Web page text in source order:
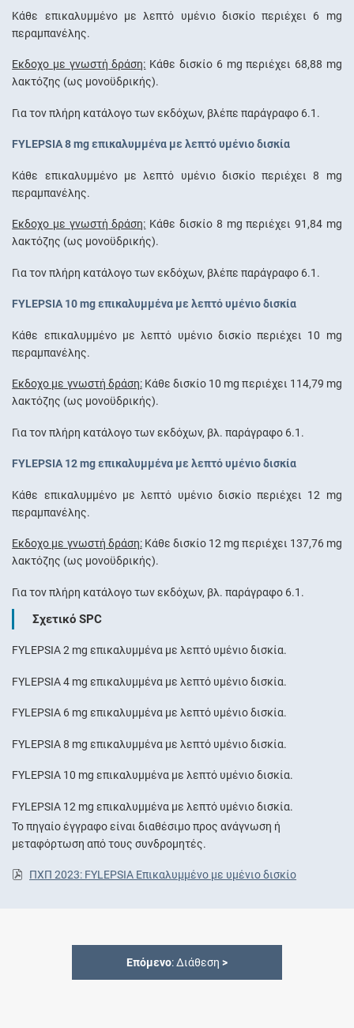
Κάθε επικαλυμμένο με λεπτό υμένιο δισκίο περιέχει 6 mg
περαμπανέλης.
Έκδοχο με γνωστή δράση: Κάθε δισκίο 6 mg περιέχει 68,88 mg
λακτόζης (ως µονοϋδρικής).
Για τον πλήρη κατάλογο των εκδόχων, βλέπε παράγραφο 6.1.
FYLEPSIA 8 mg επικαλυμμένα με λεπτό υμένιο δισκία
Κάθε επικαλυμμένο με λεπτό υμένιο δισκίο περιέχει 8 mg
περαμπανέλης.
Έκδοχο με γνωστή δράση: Κάθε δισκίο 8 mg περιέχει 91,84 mg
λακτόζης (ως µονοϋδρικής).
Για τον πλήρη κατάλογο των εκδόχων, βλέπε παράγραφο 6.1.
FYLEPSIA 10 mg επικαλυμμένα με λεπτό υμένιο δισκία
Κάθε επικαλυμμένο με λεπτό υμένιο δισκίο περιέχει 10 mg
περαμπανέλης.
Έκδοχο με γνωστή δράση:Κάθε δισκίο 10 mg περιέχει 114,79 mg
λακτόζης (ως µονοϋδρικής).
Για τον πλήρη κατάλογο των εκδόχων, βλ. παράγραφο 6.1.
FYLEPSIA 12 mg επικαλυμμένα με λεπτό υμένιο δισκία
Κάθε επικαλυμμένο με λεπτό υμένιο δισκίο περιέχει 12 mg
περαμπανέλης.
Έκδοχο με γνωστή δράση:Κάθε δισκίο 12 mg περιέχει 137,76 mg
λακτόζης (ως µονοϋδρικής).
Για τον πλήρη κατάλογο των εκδόχων, βλ. παράγραφο 6.1.
Σχετικό SPC
FYLEPSIA 2 mg επικαλυμμένα με λεπτό υμένιο δισκία.
FYLEPSIA 4 mg επικαλυμμένα με λεπτό υμένιο δισκία.
FYLEPSIA 6 mg επικαλυμμένα με λεπτό υμένιο δισκία.
FYLEPSIA 8 mg επικαλυμμένα με λεπτό υμένιο δισκία.
FYLEPSIA 10 mg επικαλυμμένα με λεπτό υμένιο δισκία.
FYLEPSIA 12 mg επικαλυμμένα με λεπτό υμένιο δισκία.
Το πηγαίο έγγραφο είναι διαθέσιμο προς ανάγνωση ή
μεταφόρτωση από τους συνδρομητές.
ΠΧΠ 2023: FYLEPSIA Επικαλυμμένο με υμένιο δισκίο
Επόμενο: Διάθεση >